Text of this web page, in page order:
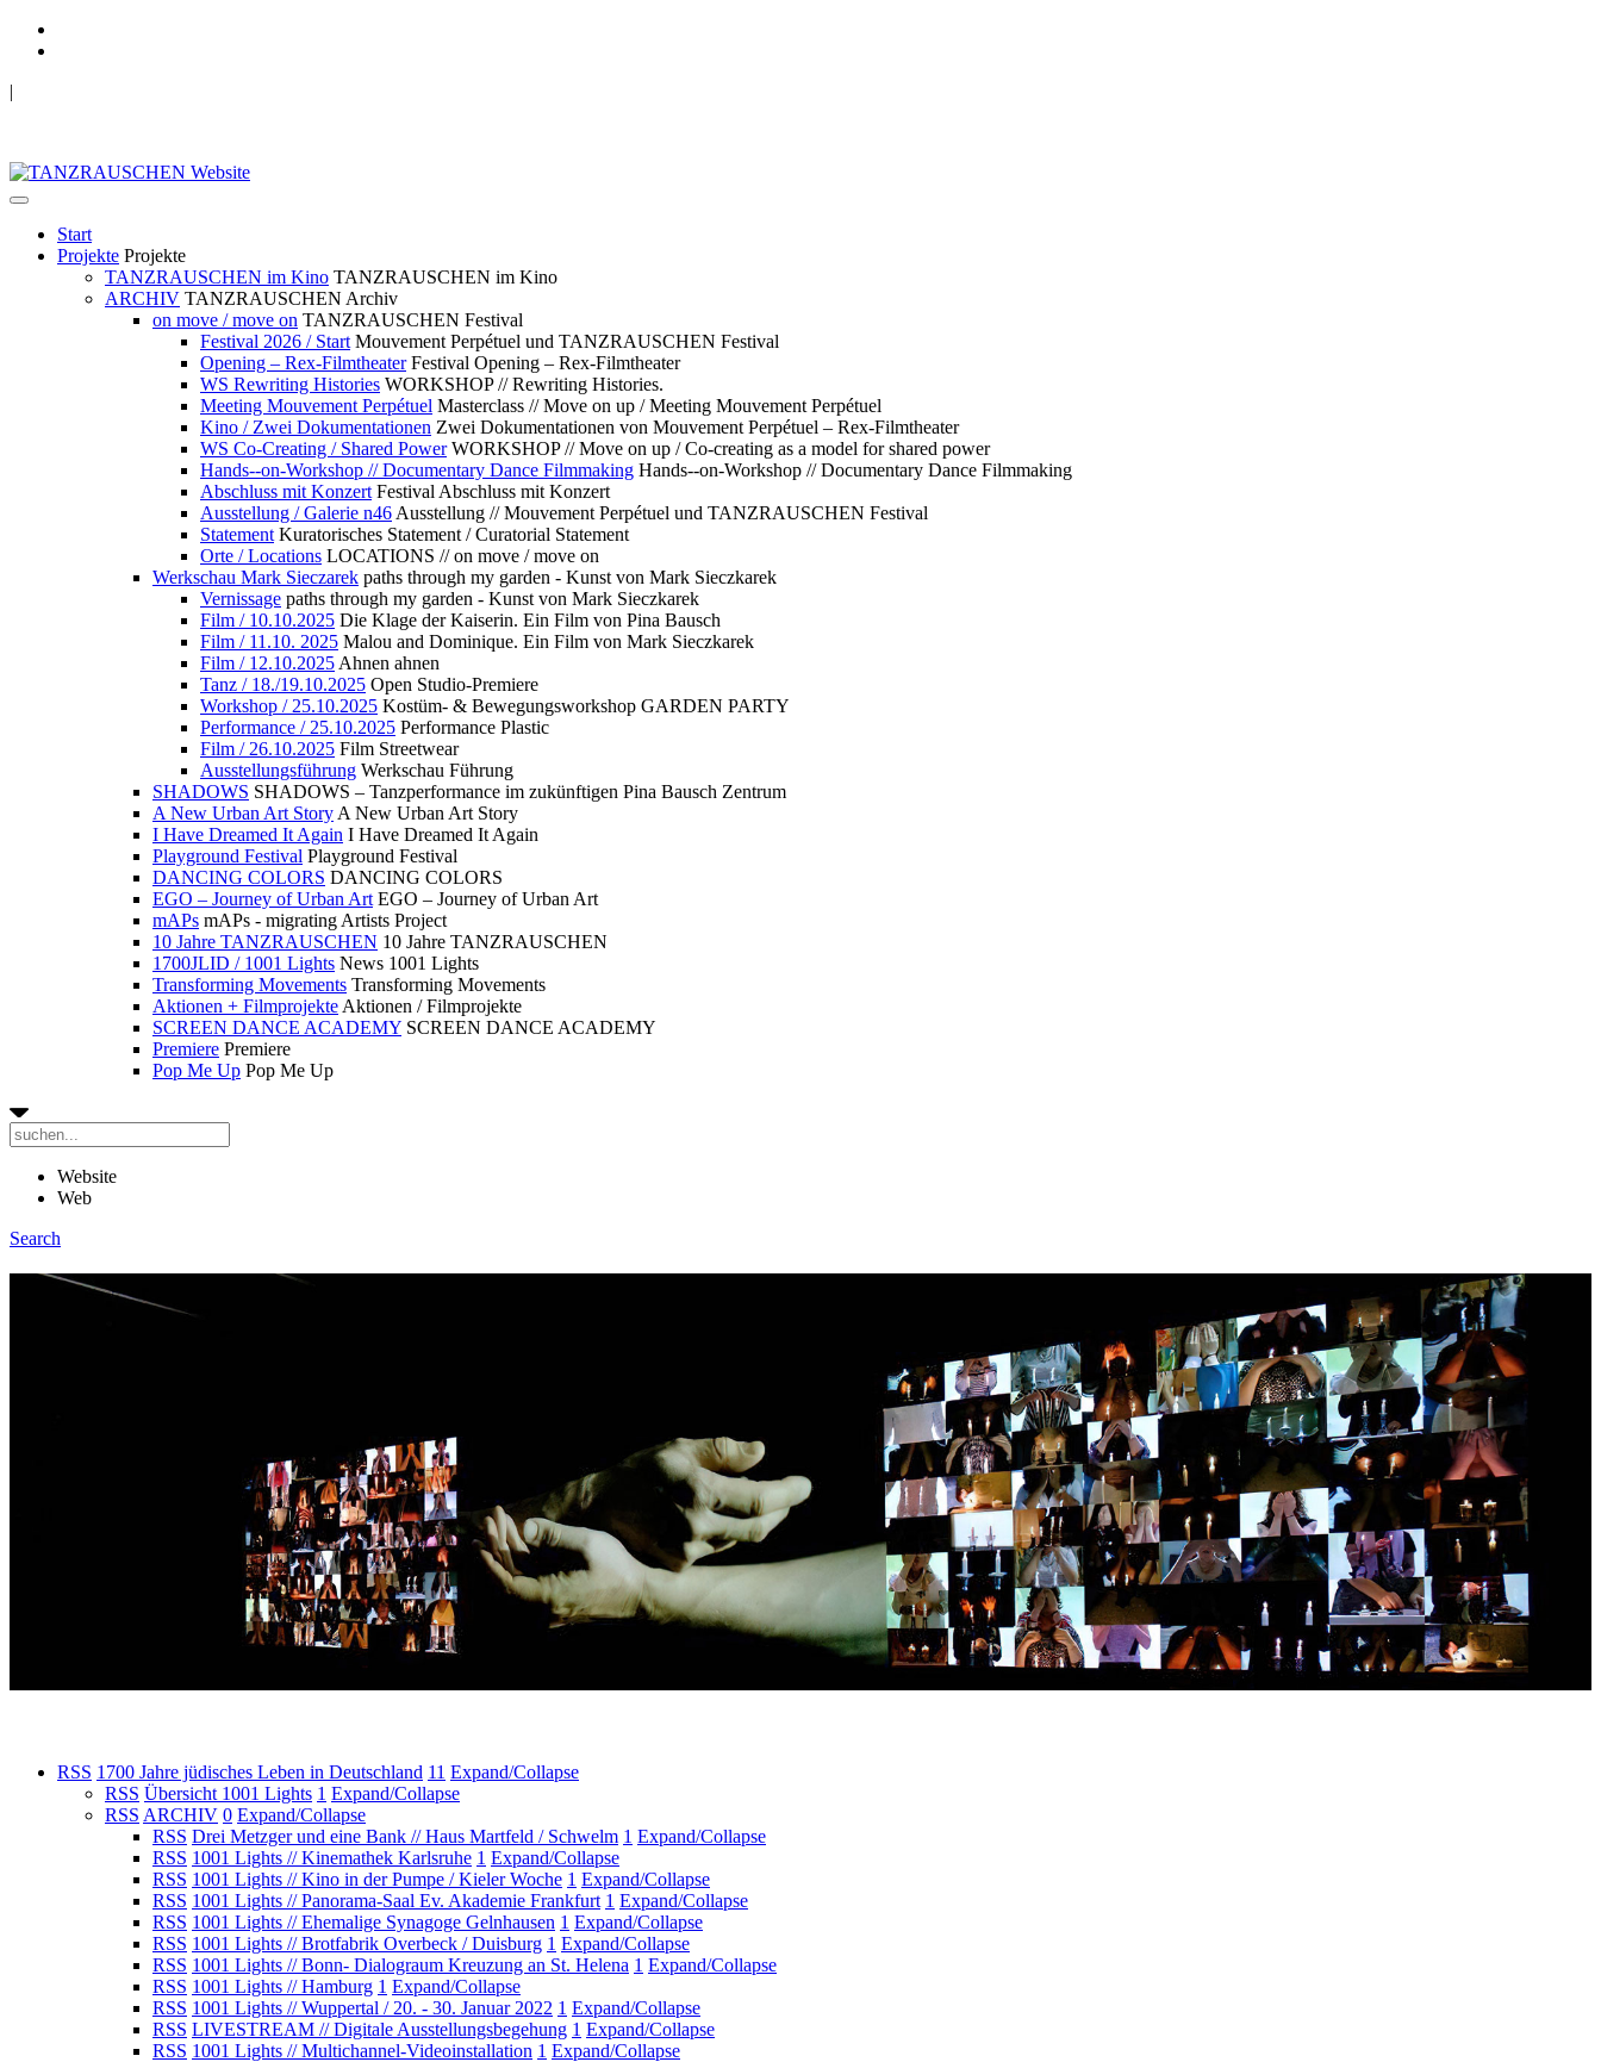
|
Start
Projekte Projekte
TANZRAUSCHEN im Kino TANZRAUSCHEN im Kino
ARCHIV TANZRAUSCHEN Archiv
on move / move on TANZRAUSCHEN Festival
Festival 2026 / Start Mouvement Perpétuel und TANZRAUSCHEN Festival
Opening – Rex-Filmtheater Festival Opening – Rex-Filmtheater
WS Rewriting Histories WORKSHOP // Rewriting Histories.
Meeting Mouvement Perpétuel Masterclass // Move on up / Meeting Mouvement Perpétuel
Kino / Zwei Dokumentationen Zwei Dokumentationen von Mouvement Perpétuel – Rex-Filmtheater
WS Co-Creating / Shared Power WORKSHOP // Move on up / Co-creating as a model for shared power
Hands--on-Workshop // Documentary Dance Filmmaking Hands--on-Workshop // Documentary Dance Filmmaking
Abschluss mit Konzert Festival Abschluss mit Konzert
Ausstellung / Galerie n46 Ausstellung // Mouvement Perpétuel und TANZRAUSCHEN Festival
Statement Kuratorisches Statement / Curatorial Statement
Orte / Locations LOCATIONS // on move / move on
Werkschau Mark Sieczarek paths through my garden - Kunst von Mark Sieczkarek
Vernissage paths through my garden - Kunst von Mark Sieczkarek
Film / 10.10.2025 Die Klage der Kaiserin. Ein Film von Pina Bausch
Film / 11.10. 2025 Malou and Dominique. Ein Film von Mark Sieczkarek
Film / 12.10.2025 Ahnen ahnen
Tanz / 18./19.10.2025 Open Studio-Premiere
Workshop / 25.10.2025 Kostüm- & Bewegungsworkshop GARDEN PARTY
Performance / 25.10.2025 Performance Plastic
Film / 26.10.2025 Film Streetwear
Ausstellungsführung Werkschau Führung
SHADOWS SHADOWS – Tanzperformance im zukünftigen Pina Bausch Zentrum
A New Urban Art Story A New Urban Art Story
I Have Dreamed It Again I Have Dreamed It Again
Playground Festival Playground Festival
DANCING COLORS DANCING COLORS
EGO – Journey of Urban Art EGO – Journey of Urban Art
mAPs mAPs - migrating Artists Project
10 Jahre TANZRAUSCHEN 10 Jahre TANZRAUSCHEN
1700JLID / 1001 Lights News 1001 Lights
Transforming Movements Transforming Movements
Aktionen + Filmprojekte Aktionen / Filmprojekte
SCREEN DANCE ACADEMY SCREEN DANCE ACADEMY
Premiere Premiere
Pop Me Up Pop Me Up
Website
Web
Search
RSS 1700 Jahre jüdisches Leben in Deutschland 11 Expand/Collapse
RSS Übersicht 1001 Lights 1 Expand/Collapse
RSS ARCHIV 0 Expand/Collapse
RSS Drei Metzger und eine Bank // Haus Martfeld / Schwelm 1 Expand/Collapse
RSS 1001 Lights // Kinemathek Karlsruhe 1 Expand/Collapse
RSS 1001 Lights // Kino in der Pumpe / Kieler Woche 1 Expand/Collapse
RSS 1001 Lights // Panorama-Saal Ev. Akademie Frankfurt 1 Expand/Collapse
RSS 1001 Lights // Ehemalige Synagoge Gelnhausen 1 Expand/Collapse
RSS 1001 Lights // Brotfabrik Overbeck / Duisburg 1 Expand/Collapse
RSS 1001 Lights // Bonn- Dialograum Kreuzung an St. Helena 1 Expand/Collapse
RSS 1001 Lights // Hamburg 1 Expand/Collapse
RSS 1001 Lights // Wuppertal / 20. - 30. Januar 2022 1 Expand/Collapse
RSS LIVESTREAM // Digitale Ausstellungsbegehung 1 Expand/Collapse
RSS 1001 Lights // Multichannel-Videoinstallation 1 Expand/Collapse